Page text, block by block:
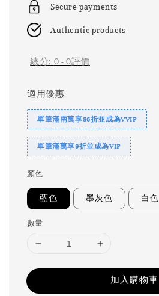
Secure payments
Authentic products
總分: 0 - 0評價
適用優惠
單筆滿兩萬享86折並成為VVIP
單筆滿萬享9折並成為VIP
顏色
藍色 墨灰色 白色
數量
加入購物車